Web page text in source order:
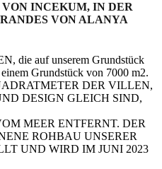
INCEKUM, IN DER
VON ALANYA
die auf unserem Grundstück
Grundstück von 7000 m2.
DER VILLEN,
DESIGN GLEICH SIND,
MEER ENTFERNT. DER
ROHBAU UNSERER
UND WIRD IM JUNI 2023